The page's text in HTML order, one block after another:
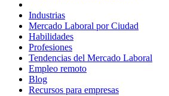
Industrias
Mercado Laboral por Ciudad
Habilidades
Profesiones
Tendencias del Mercado Laboral
Empleo remoto
Blog
Recursos para empresas